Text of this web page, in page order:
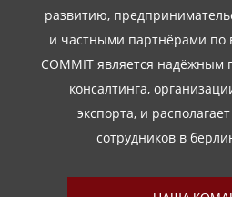
развитию,
и частными партнёрами по
COMMIT является надёжным
консалтинга,
экспорта, и
сотрудников в